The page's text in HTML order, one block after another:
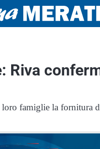
Riva
loro famiglie la fornitura